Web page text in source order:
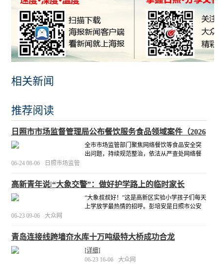
相关新闻
推荐阅读
日照市市场监督管理局公布餐饮服务食品领域案件（2026
年第4期）
全市市场监管部门聚焦网络餐饮等食品安全突
出问题，持续规范整治，依法从严查处网络餐
06-24 08-06 日照市场监管
高新青年说|“大象交警”：做好护学路上的临时家长
“大象叔叔好！”这是高新区实验小学孩子们每天
上学放学最热情的招呼。彭培安是日照市公安
成了他工作中最温暖的事。[详细]
06-23 09-06 大众网
青岛连接线跨墙夼水库十万吨级特大桥成功合龙
[详细]
06-23 16-06
大众网